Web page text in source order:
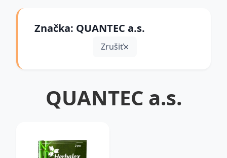
Značka: QUANTEC a.s.
Zrušiť
QUANTEC a.s.